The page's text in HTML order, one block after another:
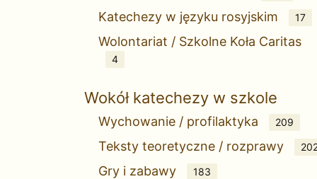
Katechezy w języku rosyjskim 17
Wolontariat / Szkolne Koła Caritas
4
Wokół katechezy w szkole
Wychowanie / profilaktyka 209
Teksty teoretyczne / rozprawy
Gry i zabawy 183